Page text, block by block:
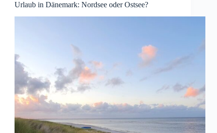
Urlaub in Dänemark: Nordsee oder Ostsee?